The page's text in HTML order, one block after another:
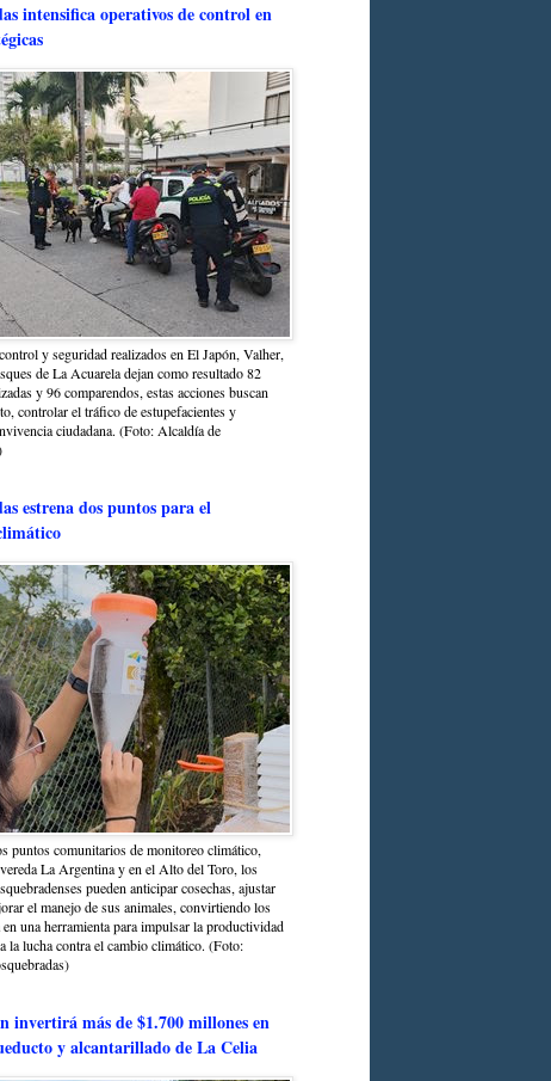
intensifica operativos de control en
y seguridad realizados en El Japón, Valher,
de La Acuarela dejan como resultado 82
y 96 comparendos, estas acciones buscan
controlar el tráfico de estupefacientes y
ciudadana. (Foto: Alcaldía de
estrena dos puntos para el
puntos comunitarios de monitoreo climático,
La Argentina y en el Alto del Toro, los
pueden anticipar cosechas, ajustar
el manejo de sus animales, convirtiendo los
una herramienta para impulsar la productividad
la lucha contra el cambio climático. (Foto:
invertirá más de $1.700 millones en
y alcantarillado de La Celia